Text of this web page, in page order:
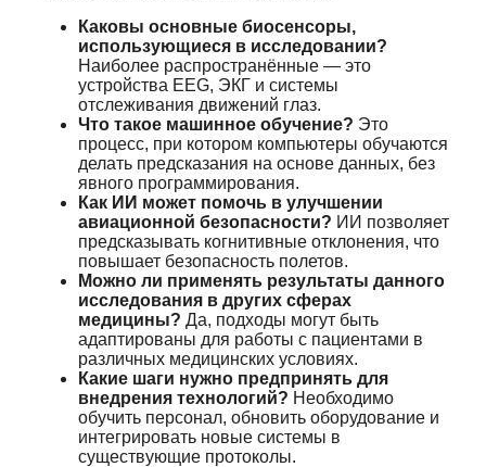
Каковы основные биосенсоры,
использующиеся в исследовании?
Наиболее распространённые — это
устройства EEG, ЭКГ и системы
отслеживания движений глаз.
Что такое машинное обучение? Это
процесс, при котором компьютеры обучаются
делать предсказания на основе данных, без
явного программирования.
Как ИИ может помочь в улучшении
авиационной безопасности? ИИ позволяет
предсказывать когнитивные отклонения, что
повышает безопасность полетов.
Можно ли применять результаты данного
исследования в других сферах
медицины? Да, подходы могут быть
адаптированы для работы с пациентами в
различных медицинских условиях.
Какие шаги нужно предпринять для
внедрения технологий? Необходимо
обучить персонал, обновить оборудование и
интегрировать новые системы в
существующие протоколы.